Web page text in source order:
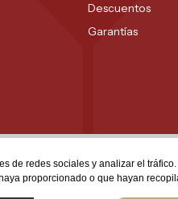
Descuentos
Garantías
redes sociales y analizar el
proporcionado o que hayan